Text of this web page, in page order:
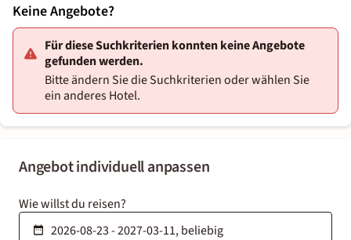
Angebot individuell anpassen
Wie willst du reisen?
Keine Angebote?
Für diese Suchkriterien konnten keine Angebote
gefunden werden.
Bitte ändern Sie die Suchkriterien oder wählen Sie
ein anderes Hotel.